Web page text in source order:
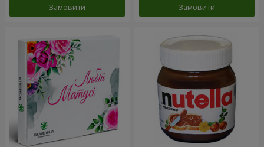
Замовити Замовити